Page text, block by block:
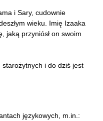
i Sary, cudownie
wieku. Imię Izaaka
jaką przyniósł on swoim
starożytnych i do dziś jest
językowych, m.in.: